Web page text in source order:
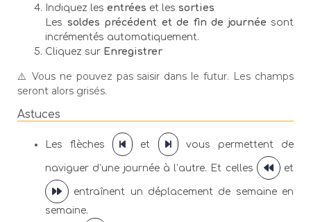
Indiquez les entrées et les sorties
Les soldes précédent et de fin de journée sont
incrémentés automatiquement.
Cliquez sur Enregistrer
⚠️ Vous ne pouvez pas saisir dans le futur. Les champs
seront alors grisés.
Astuces
Les flèches et vous permettent de
naviguer d’une journée à l’autre. Et celles et
entraînent un déplacement de semaine en
semaine.